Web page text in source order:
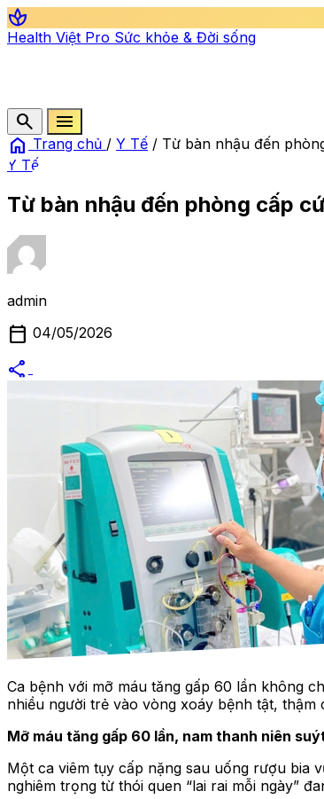
spa
Health Việt Pro Sức khỏe & Đời sống
search
menu
home Trang chủ / Y Tế / Từ bàn nhậu đến
Y Tế
Từ bàn nhậu đến phòng cấp
admin
calendar_today 04/05/2026
share
Ca bệnh với mỡ máu tăng gấp 60 lần không
nhiều người trẻ vào vòng xoáy bệnh tật, thậm
Mỡ máu tăng gấp 60 lần, nam thanh niên
Một ca viêm tụy cấp nặng sau uống rượu bia
nghiêm trọng từ thói quen “lai rai mỗi ngày”